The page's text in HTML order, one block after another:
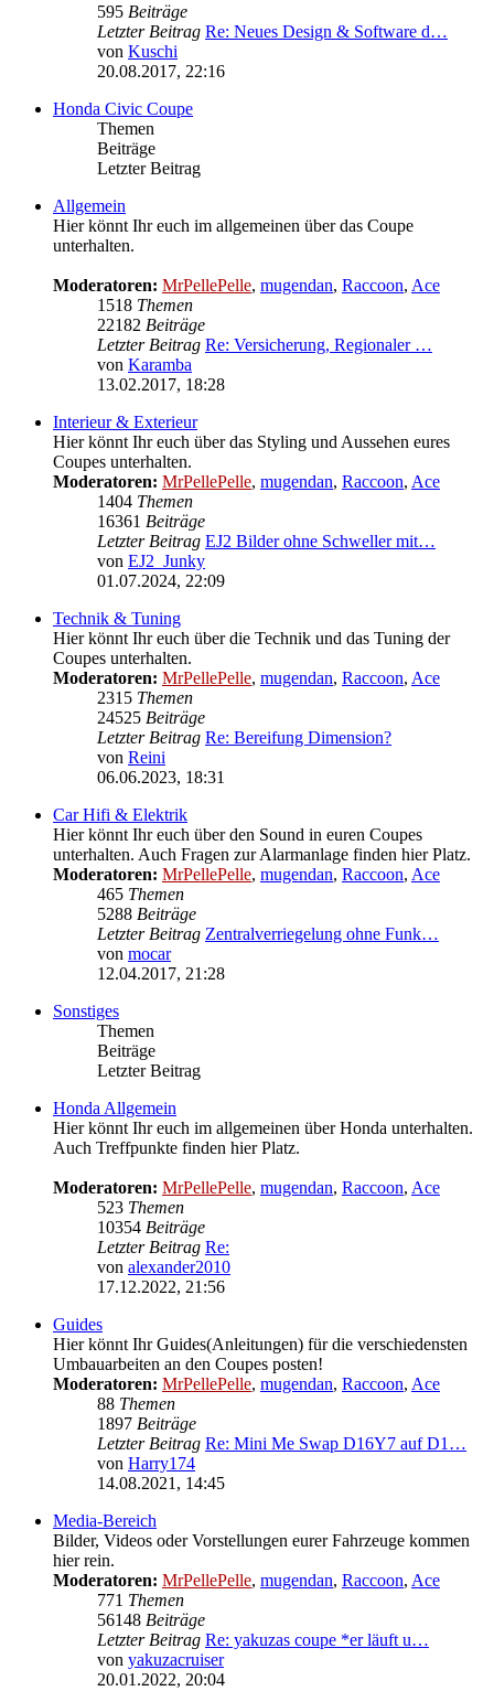
595 Beiträge
Letzter Beitrag Re: Neues Design & Software d…
von Kuschi
Neuester
20.08.2017, 22:16
Honda Civic Coupe
Themen
Beiträge
Letzter Beitrag
Allgemein
Hier könnt Ihr euch im allgemeinen über das Coupe
unterhalten.
Moderatoren: MrPellePelle, mugendan, Raccoon, Ace
1518 Themen
22182 Beiträge
Letzter Beitrag Re: Versicherung, Regionaler …
von Karamba
Neuester
13.02.2017, 18:28
Interieur & Exterieur
Hier könnt Ihr euch über das Styling und Aussehen eures
Coupes unterhalten.
Moderatoren: MrPellePelle, mugendan, Raccoon, Ace
1404 Themen
16361 Beiträge
Letzter Beitrag EJ2 Bilder ohne Schweller mit…
von EJ2_Junky
Neuester
01.07.2024, 22:09
Technik & Tuning
Hier könnt Ihr euch über die Technik und das Tuning der
Coupes unterhalten.
Moderatoren: MrPellePelle, mugendan, Raccoon, Ace
2315 Themen
24525 Beiträge
Letzter Beitrag Re: Bereifung Dimension?
von Reini
Neuester
06.06.2023, 18:31
Car Hifi & Elektrik
Hier könnt Ihr euch über den Sound in euren Coupes
unterhalten. Auch Fragen zur Alarmanlage finden hier Platz.
Moderatoren: MrPellePelle, mugendan, Raccoon, Ace
465 Themen
5288 Beiträge
Letzter Beitrag Zentralverriegelung ohne Funk…
von mocar
Neuester
12.04.2017, 21:28
Sonstiges
Themen
Beiträge
Letzter Beitrag
Honda Allgemein
Hier könnt Ihr euch im allgemeinen über Honda unterhalten.
Auch Treffpunkte finden hier Platz.
Moderatoren: MrPellePelle, mugendan, Raccoon, Ace
523 Themen
10354 Beiträge
Letzter Beitrag Re:
von alexander2010
17.12.2022, 21:56
Guides
Hier könnt Ihr Guides(Anleitungen) für die verschiedensten
Umbauarbeiten an den Coupes posten!
Moderatoren: MrPellePelle, mugendan, Raccoon, Ace
88 Themen
1897 Beiträge
Letzter Beitrag Re: Mini Me Swap D16Y7 auf D1…
von Harry174
Neuester
14.08.2021, 14:45
Media-Bereich
Bilder, Videos oder Vorstellungen eurer Fahrzeuge kommen
hier rein.
Moderatoren: MrPellePelle, mugendan, Raccoon, Ace
771 Themen
56148 Beiträge
Letzter Beitrag Re: yakuzas coupe *er läuft u…
von yakuzacruiser
20.01.2022, 20:04